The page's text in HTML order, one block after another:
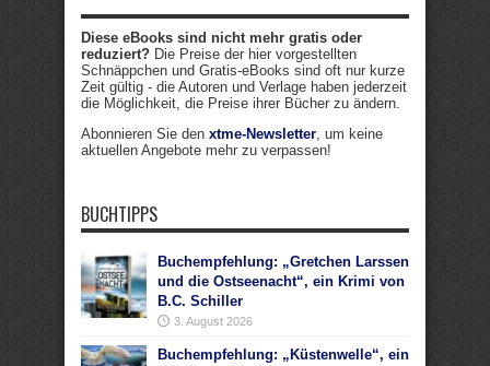
Diese eBooks sind nicht mehr gratis oder
reduziert? Die Preise der hier vorgestellten
Schnäppchen und Gratis-eBooks sind oft nur kurze
Zeit gültig - die Autoren und Verlage haben jederzeit
die Möglichkeit, die Preise ihrer Bücher zu ändern.
Abonnieren Sie den xtme-Newsletter , um keine
aktuellen Angebote mehr zu verpassen!
BUCHTIPPS
Buchempfehlung: „Gretchen Larssen
und die Ostseenacht“, ein Krimi von
B.C. Schiller
3. August 2026
Buchempfehlung: „Küstenwelle“, ein